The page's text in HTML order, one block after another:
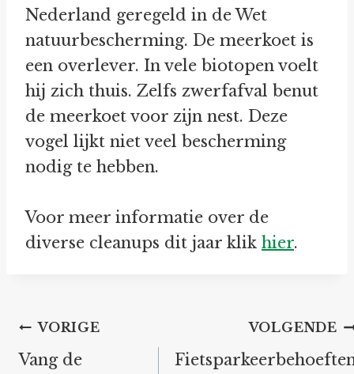
Nederland geregeld in de Wet
natuurbescherming. De meerkoet is
een overlever. In vele biotopen voelt
hij zich thuis. Zelfs zwerfafval benut
de meerkoet voor zijn nest. Deze
vogel lijkt niet veel bescherming
nodig te hebben.
Voor meer informatie over de
diverse cleanups dit jaar klik hier.
Bericht
navigatie
VORIGE
Vang de
VOLGENDE